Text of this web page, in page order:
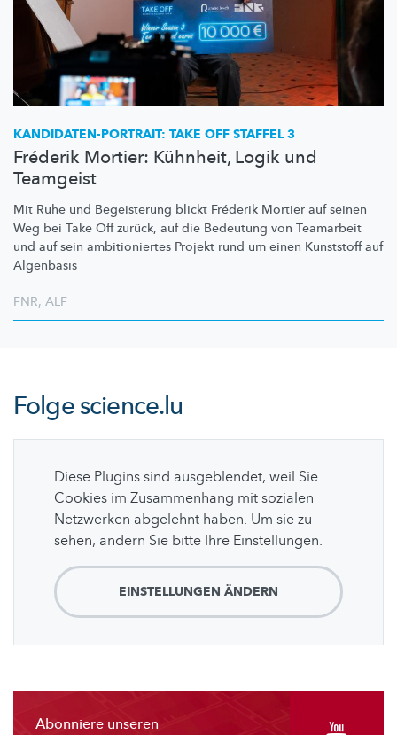
KANDIDATEN-PORTRAIT: TAKE OFF STAFFEL 3
Fréderik Mortier: Kühnheit, Logik und
Teamgeist
Mit Ruhe und Begeisterung blickt Fréderik Mortier auf seinen
Weg bei Take Off zurück, auf die Bedeutung von Teamarbeit
und auf sein ambitioniertes Projekt rund um einen Kunststoff auf
Algenbasis
FNR, ALF
Folgescience.lu
Diese Plugins sind ausgeblendet, weil Sie
Cookies im Zusammenhang mit sozialen
Netzwerken abgelehnt haben. Um sie zu
sehen, ändern Sie bitte Ihre Einstellungen.
EINSTELLUNGEN ÄNDERN
Abonniere unseren